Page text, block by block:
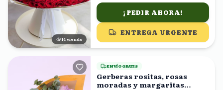
13 viendo
¡PEDIR AHORA!
ENTREGA URGENTE
ENVÍO GRATIS
Gerberas rositas, rosas
moradas y margaritas